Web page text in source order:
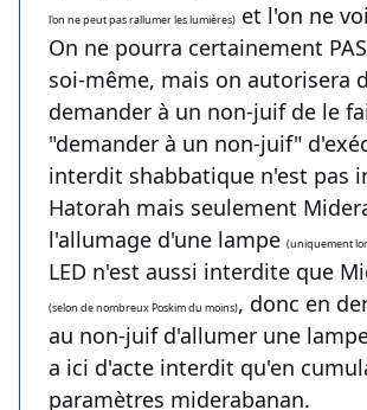
l'on ne peut pas rallumer les lumières) et l'on ne
On ne pourra certainement
soi-même, mais on autorisera
demander à un non-juif de le
"demander à un non-juif"
interdit shabbatique n'est pas
Hatorah mais seulement
l'allumage d'une lampe (uniquement
LED n'est aussi interdite que
(selon de nombreux Poskim du moins), donc en
au non-juif d'allumer une
a ici d'acte interdit qu'en
paramètres miderabanan.